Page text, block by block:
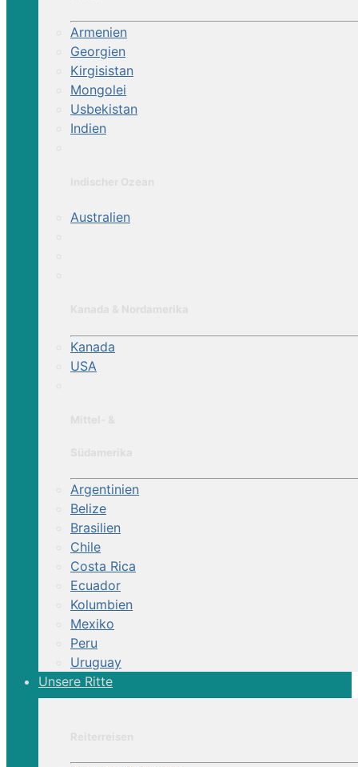
Armenien
Georgien
Kirgisistan
Mongolei
Usbekistan
Indien
Australien
Kanada
USA
Argentinien
Belize
Brasilien
Chile
Costa Rica
Ecuador
Kolumbien
Mexiko
Peru
Uruguay
Unsere Ritte